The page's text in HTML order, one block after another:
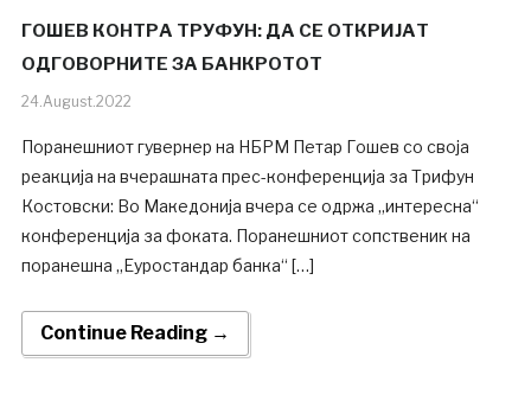
ГОШЕВ КОНТРА ТРУФУН: ДА СЕ ОТКРИЈАТ
ОДГОВОРНИТЕ ЗА БАНКРОТОТ
24.August.2022
Поранешниот гувернер на НБРМ Петар Гошев со своја
реакција на вчерашната прес-конференција за Трифун
Костовски: Во Македонија вчера се одржа „интересна“
конференција за фоката. Поранешниот сопственик на
поранешна „Еуростандар банка“ […]
Continue Reading →